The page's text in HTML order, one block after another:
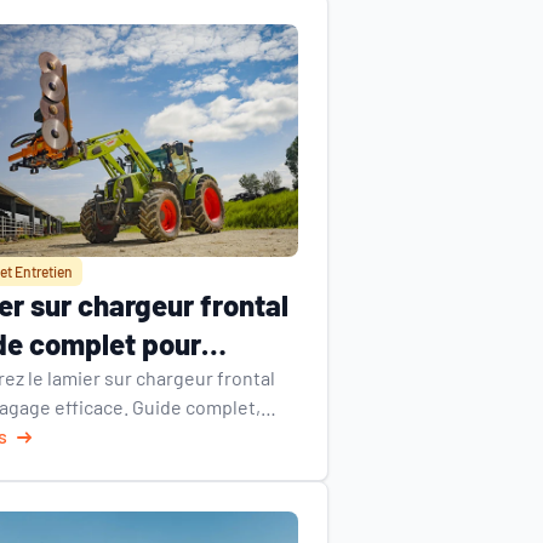
Entretien
sur chargeur frontal
complet pour
efficace
le lamier sur chargeur frontal
efficace. Guide complet,
maintenance et avantages